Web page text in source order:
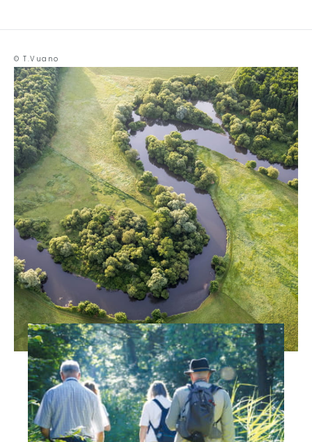
© T.Vuano